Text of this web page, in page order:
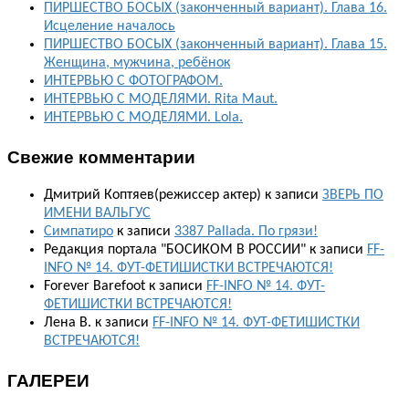
ПИРШЕСТВО БОСЫХ (законченный вариант). Глава 16.
Исцеление началось
ПИРШЕСТВО БОСЫХ (законченный вариант). Глава 15.
Женщина, мужчина, ребёнок
ИНТЕРВЬЮ С ФОТОГРАФОМ.
ИНТЕРВЬЮ С МОДЕЛЯМИ. Rita Maut.
ИНТЕРВЬЮ С МОДЕЛЯМИ. Lola.
Свежие комментарии
Дмитрий Коптяев(режиссер актер) к записи ЗВЕРЬ ПО
ИМЕНИ ВАЛЬГУС
Симпатиро к записи 3387 Pallada. По грязи!
Редакция портала "БОСИКОМ В РОССИИ" к записи FF-
INFO № 14. ФУТ-ФЕТИШИСТКИ ВСТРЕЧАЮТСЯ!
Forever Barefoot к записи FF-INFO № 14. ФУТ-
ФЕТИШИСТКИ ВСТРЕЧАЮТСЯ!
Лена В. к записи FF-INFO № 14. ФУТ-ФЕТИШИСТКИ
ВСТРЕЧАЮТСЯ!
ГАЛЕРЕИ